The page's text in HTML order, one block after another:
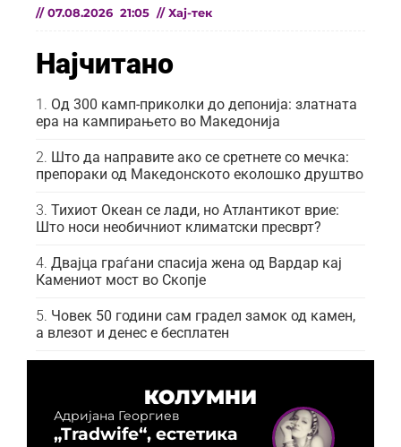
// 07.08.2026 21:05 // Хај-тек
Најчитано
Од 300 камп-приколки до депонија: златната
ера на кампирањето во Македонија
Што да направите ако се сретнете со мечка:
препораки од Македонското еколошко друштво
Тихиот Океан се лади, но Атлантикот врие:
Што носи необичниот климатски пресврт?
Двајца граѓани спасија жена од Вардар кај
Камениот мост во Скопје
Човек 50 години сам градел замок од камен,
а влезот и денес е бесплатен
КОЛУМНИ
Адријана Георгиев
„Tradwife“, естетика